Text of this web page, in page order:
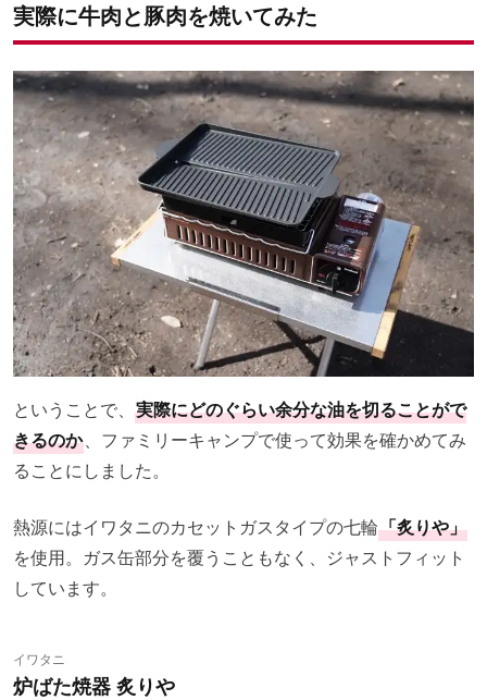
実際に牛肉と豚肉を焼いてみた
ということで、 実際にどのぐらい余分な油を切ることがで
きるのか、ファミリーキャンプで使って効果を確かめてみ
ることにしました。
熱源にはイワタニのカセットガスタイプの七輪「炙りや」
を使用。ガス缶部分を覆うこともなく、ジャストフィット
しています。
イワタニ
炉ばた焼器 炙りや